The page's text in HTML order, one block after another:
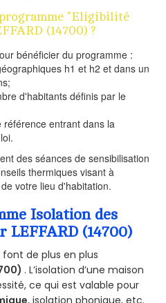
"Eligibilité
(14700) ?
bénéficier du programme :
h1 et h2 et dans un
d'habitants définis par le
entrant dans la
des séances de sensibilisation
thermiques visant à
votre lieu d'habitation.
Isolation des
LEFFARD (14700)
font de plus en plus
. L’isolation d’une maison
ce qui est valable pour
, isolation phonique, etc.